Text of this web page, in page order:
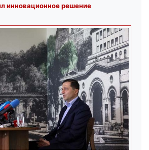
инновационное решение